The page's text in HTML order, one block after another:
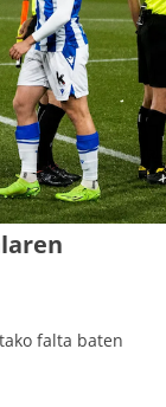
falta baten